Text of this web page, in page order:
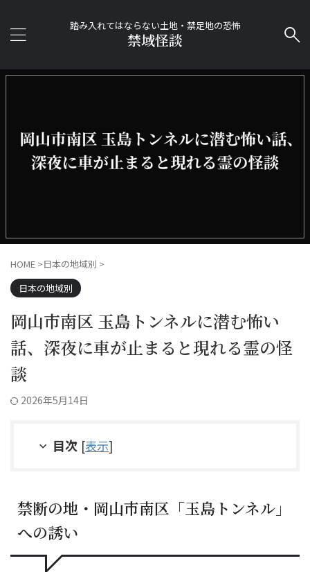
踏み入れてはならない土地・禁足地の恐怖
禁域怪談
HOME >日本の地域別 >
日本の地域別
岡山市南区 玉島トンネルに潜む怖い
話、深夜に車が止まると現れる霊の怪
談
2026年5月14日
目次 [表示]
禁断の地・岡山市南区「玉島トンネル」
への誘い